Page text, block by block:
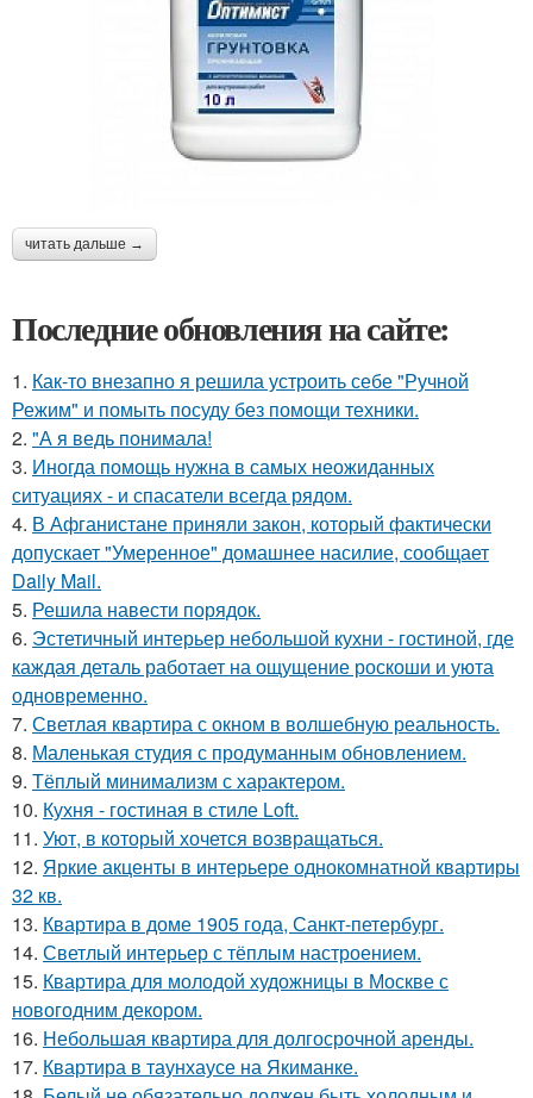
читать дальше →
Последние обновления на сайте:
1. Как-то внезапно я решила устроить себе "Ручной
Режим" и помыть посуду без помощи техники.
2. "А я ведь понимала!
3. Иногда помощь нужна в самых неожиданных
ситуациях - и спасатели всегда рядом.
4. В Афганистане приняли закон, который фактически
допускает "Умеренное" домашнее насилие, сообщает
Daily Mail.
5. Решила навести порядок.
6. Эстетичный интерьер небольшой кухни - гостиной, где
каждая деталь работает на ощущение роскоши и уюта
одновременно.
7. Светлая квартира с окном в волшебную реальность.
8. Маленькая студия с продуманным обновлением.
9. Тёплый минимализм с характером.
10. Кухня - гостиная в стиле Loft.
11. Уют, в который хочется возвращаться.
12. Яркие акценты в интерьере однокомнатной квартиры
32 кв.
13. Квартира в доме 1905 года, Санкт-петербург.
14. Светлый интерьер с тёплым настроением.
15. Квартира для молодой художницы в Москве с
новогодним декором.
16. Небольшая квартира для долгосрочной аренды.
17. Квартира в таунхаусе на Якиманке.